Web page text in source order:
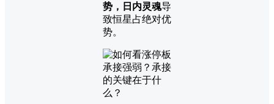
势，日内灵魂导
致恒星占绝对优
势。